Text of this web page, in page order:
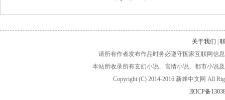
关于我们
请所有作者发布作品时务必遵守国家互联网信
本站所收录所有玄幻小说、言情小说、都市小说
Copyright (C) 2014-2016 新蜂中文网 All
京ICP备